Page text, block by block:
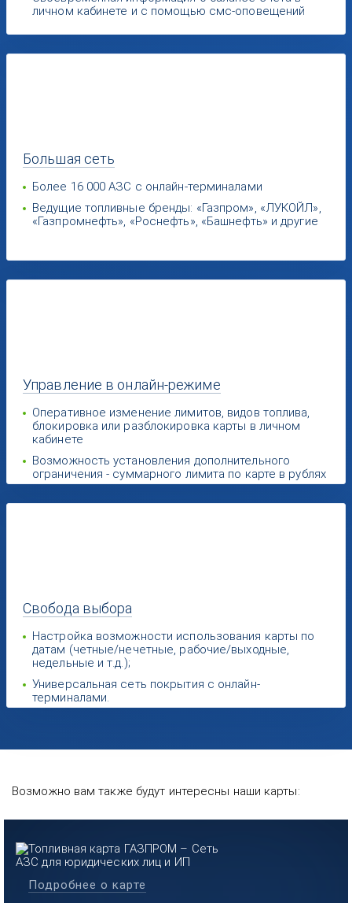
личном кабинете и с помощью смс-оповещений
Большая сеть
Более 16 000 АЗС с онлайн-терминалами
Ведущие топливные бренды: «Газпром», «ЛУКОЙЛ»,
«Газпромнефть», «Роснефть», «Башнефть» и другие
Управление в онлайн-режиме
Оперативное изменение лимитов, видов топлива,
блокировка или разблокировка карты в личном
кабинете
Возможность установления дополнительного
ограничения - суммарного лимита по карте в рублях
Свобода выбора
Настройка возможности использования карты по
датам (четные/нечетные, рабочие/выходные,
недельные и т.д.);
Универсальная сеть покрытия с онлайн-
терминалами.
Возможно вам также будут интересны наши карты:
Подробнее о карте